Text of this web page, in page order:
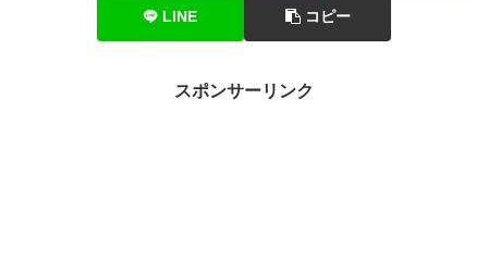
LINE コピー
スポンサーリンク